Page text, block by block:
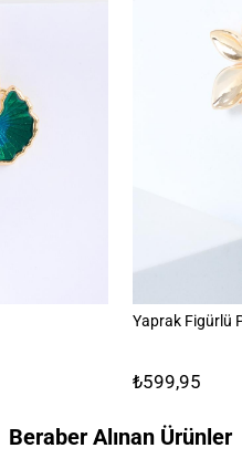
Yaprak Figürlü
₺599,95
Beraber Alınan Ürünler